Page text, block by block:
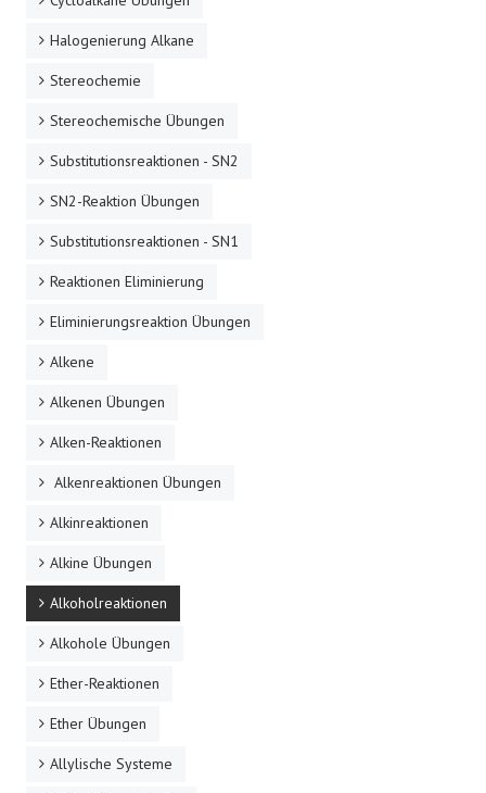
Halogenierung Alkane
Stereochemie
Stereochemische Übungen
Substitutionsreaktionen - SN2
SN2-Reaktion Übungen
Substitutionsreaktionen - SN1
Reaktionen Eliminierung
Eliminierungsreaktion Übungen
Alkene
Alkenen Übungen
Alken-Reaktionen
Alkenreaktionen Übungen
Alkinreaktionen
Alkine Übungen
Alkoholreaktionen
Alkohole Übungen
Ether-Reaktionen
Ether Übungen
Allylische Systeme